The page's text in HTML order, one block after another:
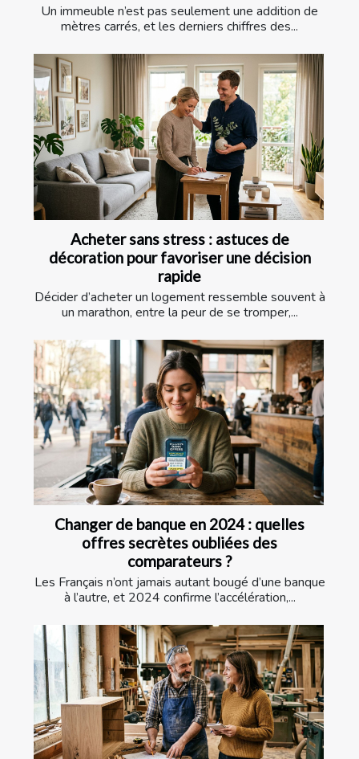
Un immeuble n’est pas seulement une addition de
mètres carrés, et les derniers chiffres des...
Acheter sans stress : astuces de
décoration pour favoriser une décision
rapide
Décider d’acheter un logement ressemble souvent à
un marathon, entre la peur de se tromper,...
Changer de banque en 2024 : quelles
offres secrètes oubliées des
comparateurs ?
Les Français n’ont jamais autant bougé d’une banque
à l’autre, et 2024 confirme l’accélération,...